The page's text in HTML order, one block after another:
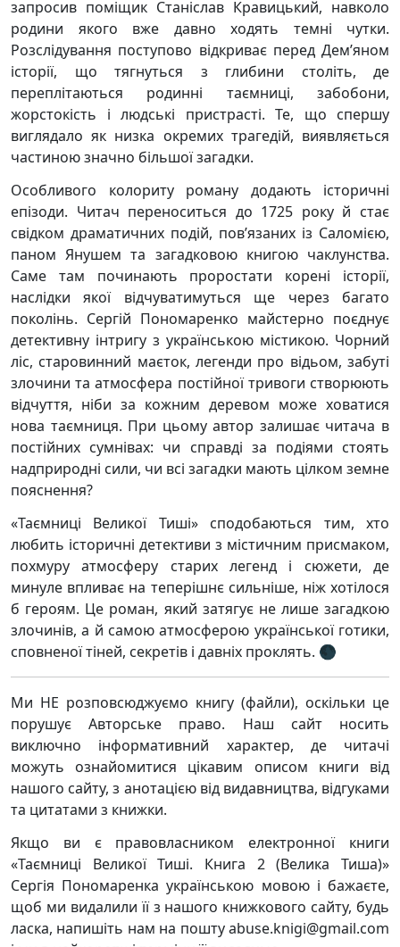
запросив поміщик Станіслав Кравицький, навколо
родини якого вже давно ходять темні чутки.
Розслідування поступово відкриває перед Дем’яном
історії, що тягнуться з глибини століть, де
переплітаються родинні таємниці, забобони,
жорстокість і людські пристрасті. Те, що спершу
виглядало як низка окремих трагедій, виявляється
частиною значно більшої загадки.
Особливого колориту роману додають історичні
епізоди. Читач переноситься до 1725 року й стає
свідком драматичних подій, пов’язаних із Саломією,
паном Янушем та загадковою книгою чаклунства.
Саме там починають проростати корені історії,
наслідки якої відчуватимуться ще через багато
поколінь. Сергій Пономаренко майстерно поєднує
детективну інтригу з українською містикою. Чорний
ліс, старовинний маєток, легенди про відьом, забуті
злочини та атмосфера постійної тривоги створюють
відчуття, ніби за кожним деревом може ховатися
нова таємниця. При цьому автор залишає читача в
постійних сумнівах: чи справді за подіями стоять
надприродні сили, чи всі загадки мають цілком земне
пояснення?
«Таємниці Великої Тиші» сподобаються тим, хто
любить історичні детективи з містичним присмаком,
похмуру атмосферу старих легенд і сюжети, де
минуле впливає на теперішнє сильніше, ніж хотілося
б героям. Це роман, який затягує не лише загадкою
злочинів, а й самою атмосферою української готики,
сповненої тіней, секретів і давніх проклять. 🌑
Ми НЕ розповсюджуємо книгу (файли), оскільки це
порушує Авторське право. Наш сайт носить
виключно інформативний характер, де читачі
можуть ознайомитися цікавим описом книги від
нашого сайту, з анотацією від видавництва, відгуками
та цитатами з книжки.
Якщо ви є правовласником електронної книги
«Таємниці Великої Тиші. Книга 2 (Велика Тиша)»
Сергія Пономаренка українською мовою і бажаєте,
щоб ми видалили її з нашого книжкового сайту, будь
ласка, напишіть нам на пошту abuse.knigi@gmail.com